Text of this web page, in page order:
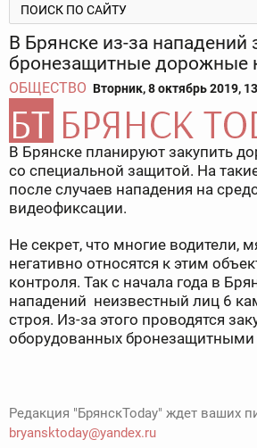
В Брянске из-за нападений
бронезащитные дорожные
ОБЩЕСТВО Вторник, 8 октябрь 2019,
В Брянске планируют закупить
со специальной защитой. На
после случаев нападения на
видеофиксации.
Не секрет, что многие водители,
негативно относятся к этим
контроля. Так с начала года в
нападений неизвестный лиц 6
строя. Из-за этого проводятся
оборудованных бронезащитными
Редакция "БрянскToday" ждет ваших
bryansktoday@yandex.ru